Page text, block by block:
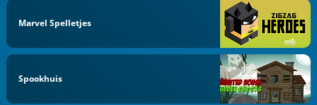
Marvel Spelletjes
Spookhuis